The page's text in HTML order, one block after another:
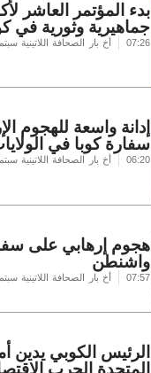
بدء المؤتمر العاشر
جماهيرية وثورية في
07:26 أخ بار الصحافة اللاتينية سبتمبر
إدانة واسعة للهجوم
سفارة كوبا في
06:20 أخ بار الصحافة اللاتينية سبتمبر
هجوم إرهابي على
واشنطن
07:57 أخ بار الصحافة اللاتينية سبتمبر
الرئيس الكوبي يدين